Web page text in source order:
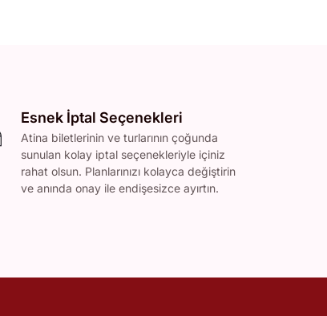
Esnek İptal Seçenekleri
Atina biletlerinin ve turlarının çoğunda
sunulan kolay iptal seçenekleriyle içiniz
rahat olsun. Planlarınızı kolayca değiştirin
ve anında onay ile endişesizce ayırtın.